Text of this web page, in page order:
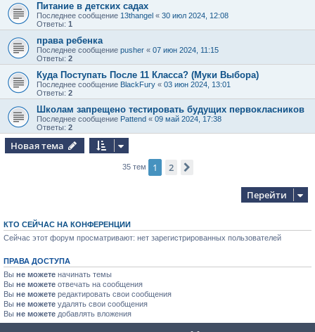
Питание в детских садах
Последнее сообщение 13thangel « 30 июл 2024, 12:08
Ответы: 1
права ребенка
Последнее сообщение pusher « 07 июн 2024, 11:15
Ответы: 2
Куда Поступать После 11 Класса? (Муки Выбора)
Последнее сообщение BlackFury « 03 июн 2024, 13:01
Ответы: 2
Школам запрещено тестировать будущих первокласников
Последнее сообщение Pattend « 09 май 2024, 17:38
Ответы: 2
Новая тема
35 тем 1 2
Перейти
КТО СЕЙЧАС НА КОНФЕРЕНЦИИ
Сейчас этот форум просматривают: нет зарегистрированных пользователей
ПРАВА ДОСТУПА
Вы не можете начинать темы
Вы не можете отвечать на сообщения
Вы не можете редактировать свои сообщения
Вы не можете удалять свои сообщения
Вы не можете добавлять вложения